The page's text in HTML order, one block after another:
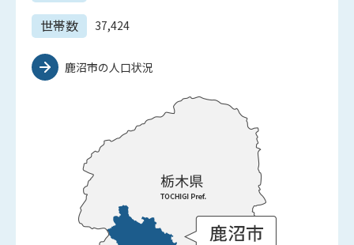
世帯数 37,424
鹿沼市の人口状況